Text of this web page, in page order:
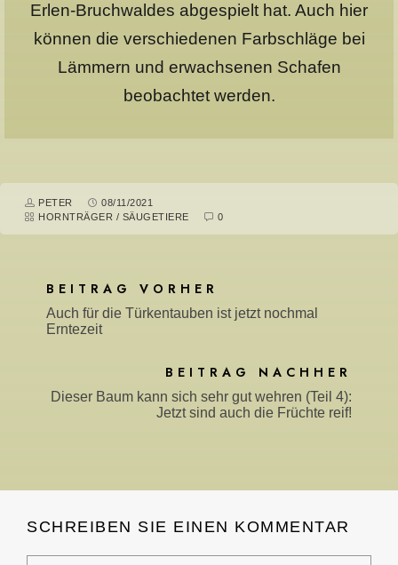
Erlen-Bruchwaldes abgespielt hat. Auch hier
können die verschiedenen Farbschläge bei
Lämmern und erwachsenen Schafen
beobachtet werden.
PETER
08/11/2021
HORNTRÄGER / SÄUGETIERE 0
BEITRAG VORHER
Auch für die Türkentauben ist jetzt nochmal
Erntezeit
BEITRAG NACHHER
Dieser Baum kann sich sehr gut wehren (Teil 4):
Jetzt sind auch die Früchte reif!
SCHREIBEN SIE EINEN KOMMENTAR